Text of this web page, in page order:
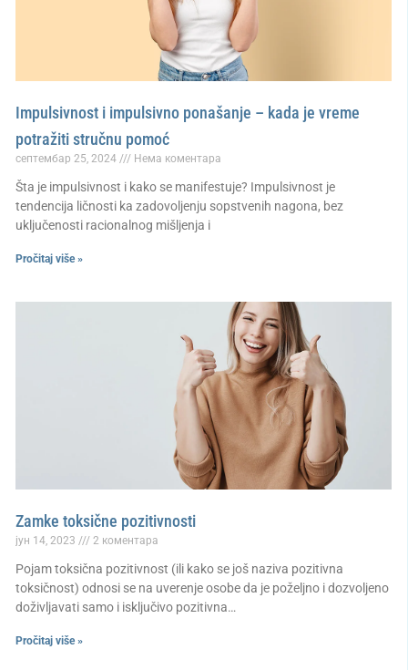
Impulsivnost i impulsivno ponašanje – kada je vreme
potražiti stručnu pomoć
септембар 25, 2024 Нема коментара
Šta je impulsivnost i kako se manifestuje? Impulsivnost je
tendencija ličnosti ka zadovoljenju sopstvenih nagona, bez
uključenosti racionalnog mišljenja i
Pročitaj više »
Zamke toksične pozitivnosti
јун 14, 2023 2 коментара
Pojam toksična pozitivnost (ili kako se još naziva pozitivna
toksičnost) odnosi se na uverenje osobe da je poželjno i dozvoljeno
doživljavati samo i isključivo pozitivna…
Pročitaj više »